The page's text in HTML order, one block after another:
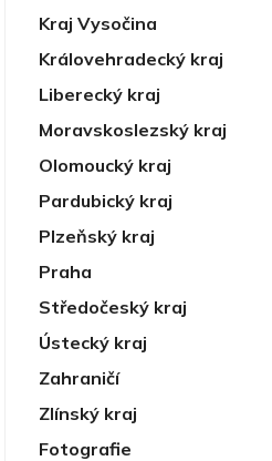
Kraj Vysočina
Královehradecký kraj
Liberecký kraj
Moravskoslezský kraj
Olomoucký kraj
Pardubický kraj
Plzeňský kraj
Praha
Středočeský kraj
Ústecký kraj
Zahraničí
Zlínský kraj
Fotografie